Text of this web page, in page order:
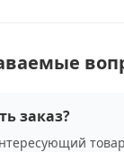
заказ?